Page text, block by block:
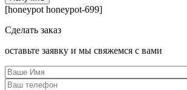
[honeypot honeypot-699]
Сделать заказ
оcтавьте заявку и мы свяжемся с вами